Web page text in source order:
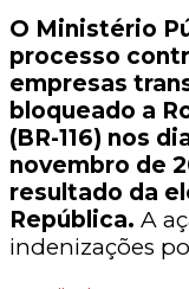
O Ministério
processo
empresas
bloqueado a
(BR-116) nos
novembro de
resultado da
República. A
indenizações